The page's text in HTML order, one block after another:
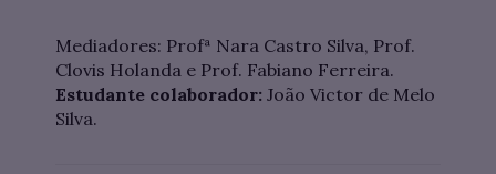
Mediadores: Profª Nara Castro Silva, Prof.
Clovis Holanda e Prof. Fabiano Ferreira.
Estudante colaborador: João Victor de Melo
Silva.